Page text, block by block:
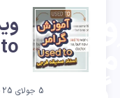
ویدیو
5 جولای 2025